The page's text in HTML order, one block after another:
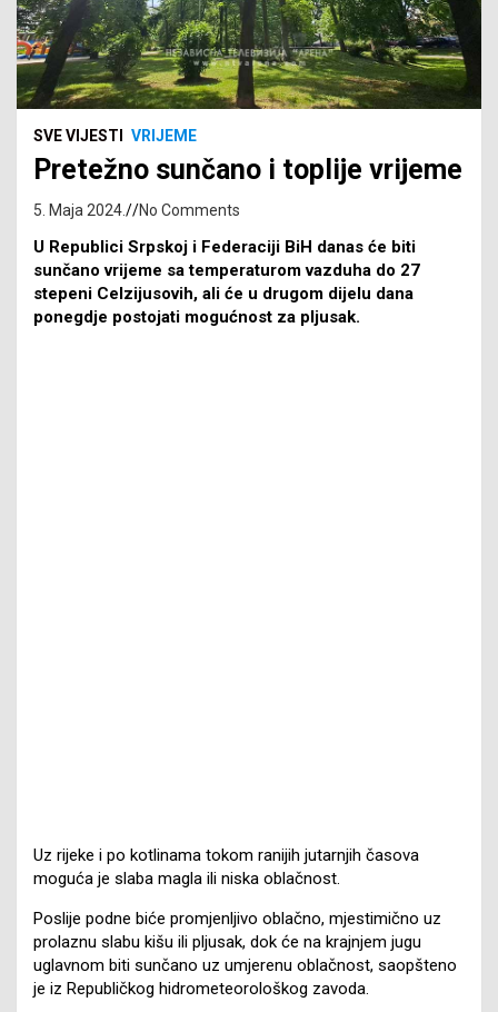
SVE VIJESTI VRIJEME
Pretežno sunčano i toplije vrijeme
5. Maja 2024. No Comments
U Republici Srpskoj i Federaciji BiH danas će biti
sunčano vrijeme sa temperaturom vazduha do 27
stepeni Celzijusovih, ali će u drugom dijelu dana
ponegdje postojati mogućnost za pljusak.
Uz rijeke i po kotlinama tokom ranijih jutarnjih časova
moguća je slaba magla ili niska oblačnost.
Poslije podne biće promjenljivo oblačno, mjestimično uz
prolaznu slabu kišu ili pljusak, dok će na krajnjem jugu
uglavnom biti sunčano uz umjerenu oblačnost, saopšteno
je iz Republičkog hidrometeorološkog zavoda.